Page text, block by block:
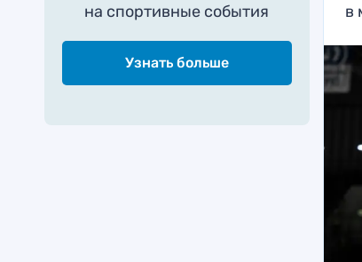
на спортивные события
Узнать больше
в